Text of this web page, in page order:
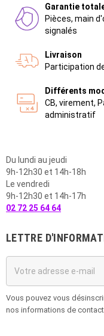
Garantie
Pièces, main
signalés
Livraison
Participation
Différents
CB, virement,
administratif
Du lundi au jeudi
9h-12h30 et 14h-18h
Le vendredi
9h-12h30 et 14h-17h
02 72 25 64 64
LETTRE
Vous pouvez vous
nos informations de